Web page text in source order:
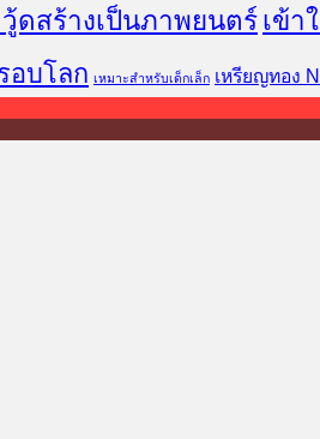
ดสร้างเป็นภาพยนตร์ เข้า
อบโลก เหมาะสำหรับเด็กเล็ก เหรียญทอง